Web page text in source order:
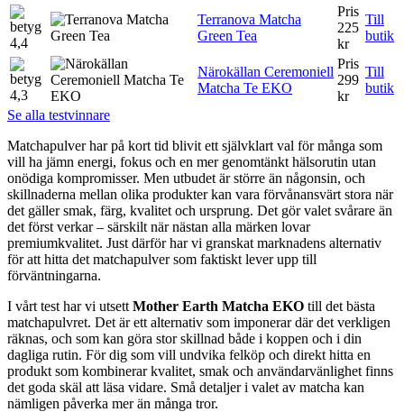
4,4
Terranova Matcha
Green Tea
Pris
225
kr
Till
butik
4,3
Närokällan Ceremoniell
Matcha Te EKO
Pris
299
kr
Till
butik
Se alla testvinnare
Matchapulver har på kort tid blivit ett självklart val för många som
vill ha jämn energi, fokus och en mer genomtänkt hälsorutin utan
onödiga kompromisser. Men utbudet är större än någonsin, och
skillnaderna mellan olika produkter kan vara förvånansvärt stora när
det gäller smak, färg, kvalitet och ursprung. Det gör valet svårare än
det först verkar – särskilt när nästan alla märken lovar
premiumkvalitet. Just därför har vi granskat marknadens alternativ
för att hitta det matchapulver som faktiskt lever upp till
förväntningarna.
I vårt test har vi utsett Mother Earth Matcha EKO till det bästa
matchapulvret. Det är ett alternativ som imponerar där det verkligen
räknas, och som kan göra stor skillnad både i koppen och i din
dagliga rutin. För dig som vill undvika felköp och direkt hitta en
produkt som kombinerar kvalitet, smak och användarvänlighet finns
det goda skäl att läsa vidare. Små detaljer i valet av matcha kan
nämligen påverka mer än många tror.